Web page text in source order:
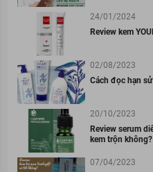
24/01/2024
Review kem
02/08/2023
Cách đọc hạn
20/10/2023
Review serum
kem trộn không?
07/04/2023